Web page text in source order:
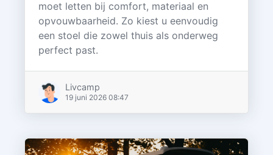
moet letten bij comfort, materiaal en
opvouwbaarheid. Zo kiest u eenvoudig
een stoel die zowel thuis als onderweg
perfect past.
Livcamp
19 juni 2026 08:47